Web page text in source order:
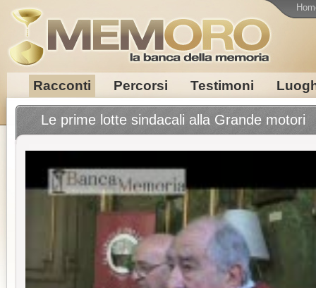
Racconti Percorsi Testimoni
Le prime lotte sindacali alla Grande motori